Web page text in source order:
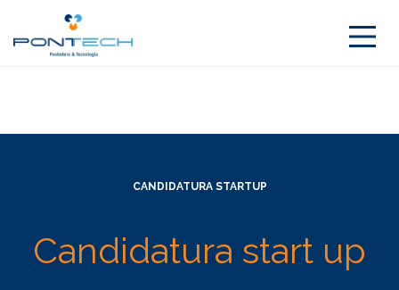
CANDIDATURA STARTUP
Candidatura start up